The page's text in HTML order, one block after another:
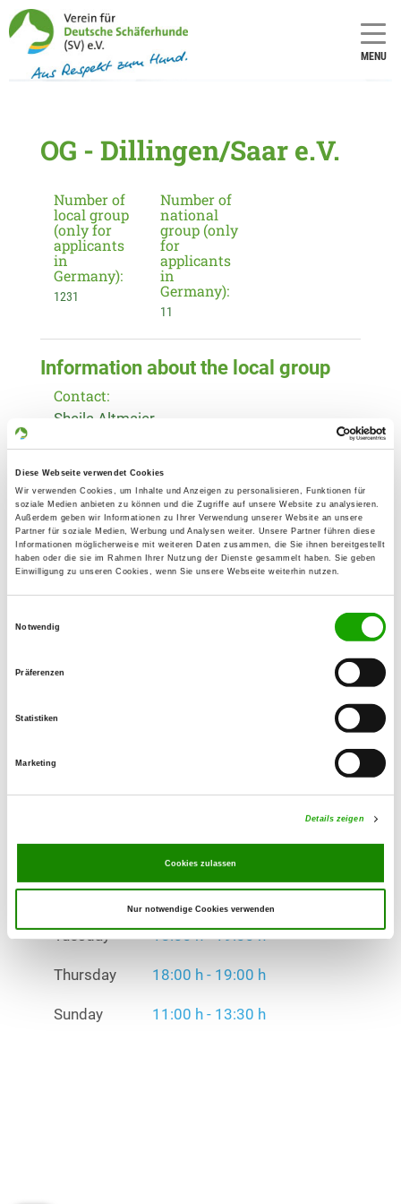
Diese Webseite verwendet Cookies
Wir verwenden Cookies, um Inhalte und Anzeigen zu personalisieren, Funktionen für
soziale Medien anbieten zu können und die Zugriffe auf unsere Website zu analysieren.
Außerdem geben wir Informationen zu Ihrer Verwendung unserer Website an unsere
Partner für soziale Medien, Werbung und Analysen weiter. Unsere Partner führen diese
Informationen möglicherweise mit weiteren Daten zusammen, die Sie ihnen bereitgestellt
haben oder die sie im Rahmen Ihrer Nutzung der Dienste gesammelt haben. Sie geben
Einwilligung zu unseren Cookies, wenn Sie unsere Webseite weiterhin nutzen.
Notwendig
Präferenzen
Statistiken
Marketing
Details zeigen
Cookies zulassen
Nur notwendige Cookies verwenden
MENU
OG - Dillingen/Saar e.V.
Number of
local group
(only for
applicants
in
Germany):
1231
Number of
national
group (only
for
applicants
in
Germany):
11
Information about the local group
Contact:
Sheila Altmaier
Training ground:
Roter Sandweg 1
66763 Dillingen/Saar
Handy:
E-Mail:
Exercise times in summer:
Tuesday 18:00 h - 19:00 h
Exercise times in winter:
Tuesday 18:00 h - 19:00 h
Thursday 18:00 h - 19:00 h
Sunday 11:00 h - 13:30 h